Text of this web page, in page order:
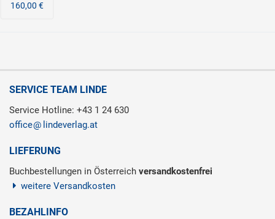
160,00 €
SERVICE TEAM LINDE
Service Hotline: +43 1 24 630
office
lindeverlag.at
LIEFERUNG
Buchbestellungen in Österreich versandkostenfrei
weitere Versandkosten
BEZAHLINFO